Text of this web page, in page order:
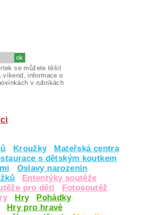
se můžete těšit
víkend, informace o
v rubrikách
Kroužky
Mateřská centra
s dětským koutkem
Oslavy narozenin
Ententýky soutěže
pro děti
Fotosoutěž
Hry
Pohádky
Hry pro hravé